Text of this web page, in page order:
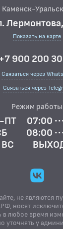
Каменск-
Показать на карте
900 200
Связаться через
Связаться через
Режим работы
ПТ
07:00
08:00
ВС
не являются
носят
в любое время
уточнять у